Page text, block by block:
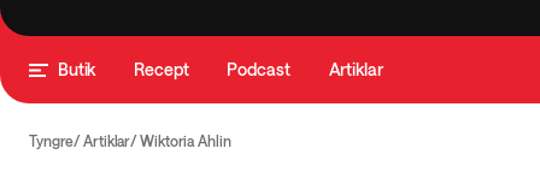
Butik Recept Podcast Artiklar
Tyngre Artiklar Wiktoria Ahlin